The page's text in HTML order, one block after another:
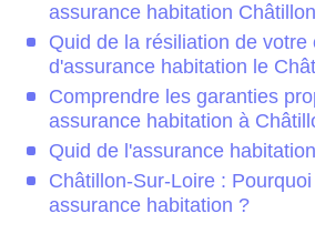
assurance habitation
Quid de la résiliation de votre
d'assurance habitation le
Comprendre les garanties
assurance habitation à
Quid de l'assurance
Châtillon-Sur-Loire :
assurance habitation ?